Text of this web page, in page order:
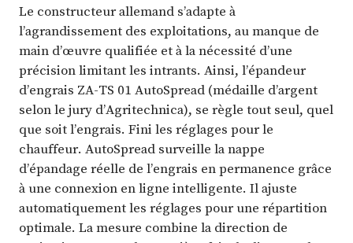
Le constructeur allemand s’adapte à
l’agrandissement des exploitations, au manque de
main d’œuvre qualifiée et à la nécessité d’une
précision limitant les intrants. Ainsi, l’épandeur
d’engrais ZA-TS 01 AutoSpread (médaille d’argent
selon le jury d’Agritechnica), se règle tout seul, quel
que soit l’engrais. Fini les réglages pour le
chauffeur. AutoSpread surveille la nappe
d’épandage réelle de l’engrais en permanence grâce
à une connexion en ligne intelligente. Il ajuste
automatiquement les réglages pour une répartition
optimale. La mesure combine la direction de